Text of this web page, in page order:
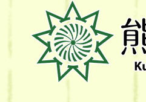
熊
取
町
Kumatori